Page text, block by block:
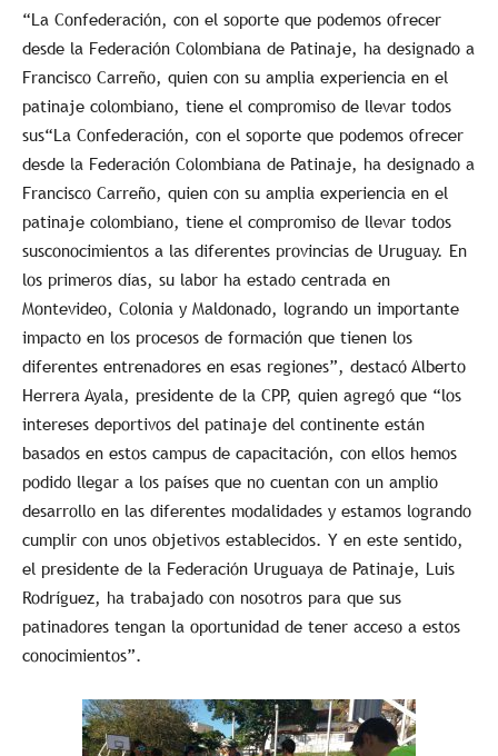
“La Confederación, con el soporte que podemos ofrecer
desde la Federación Colombiana de Patinaje, ha designado a
Francisco Carreño, quien con su amplia experiencia en el
patinaje colombiano, tiene el compromiso de llevar todos
sus“La Confederación, con el soporte que podemos ofrecer
desde la Federación Colombiana de Patinaje, ha designado a
Francisco Carreño, quien con su amplia experiencia en el
patinaje colombiano, tiene el compromiso de llevar todos
susconocimientos a las diferentes provincias de Uruguay. En
los primeros días, su labor ha estado centrada en
Montevideo, Colonia y Maldonado, logrando un importante
impacto en los procesos de formación que tienen los
diferentes entrenadores en esas regiones”, destacó Alberto
Herrera Ayala, presidente de la CPP, quien agregó que “los
intereses deportivos del patinaje del continente están
basados en estos campus de capacitación, con ellos hemos
podido llegar a los países que no cuentan con un amplio
desarrollo en las diferentes modalidades y estamos logrando
cumplir con unos objetivos establecidos. Y en este sentido,
el presidente de la Federación Uruguaya de Patinaje, Luis
Rodríguez, ha trabajado con nosotros para que sus
patinadores tengan la oportunidad de tener acceso a estos
conocimientos”.